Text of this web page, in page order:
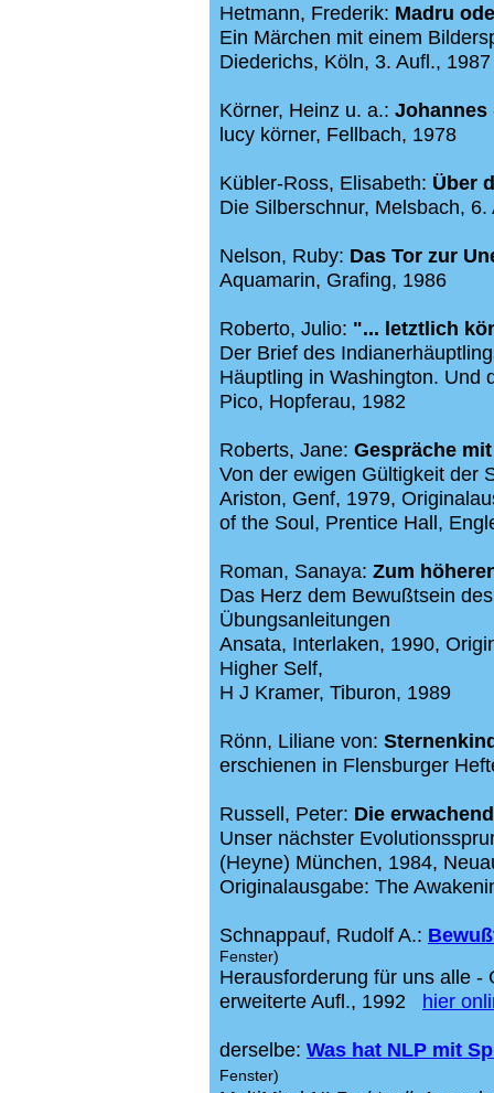
Hetmann, Frederik: Madru
Ein Märchen mit einem
Diederichs, Köln, 3. Aufl., 1987
Körner, Heinz u. a.: Johannes
lucy körner, Fellbach, 1978
Kübler-Ross, Elisabeth: Über
Die Silberschnur, Melsbach, 6.
Nelson, Ruby: Das Tor zur
Aquamarin, Grafing, 1986
Roberto, Julio: "... letztlich
Der Brief des
Häuptling in Washington. Und
Pico, Hopferau, 1982
Roberts, Jane: Gespräche
Von der ewigen Gültigkeit der
Ariston, Genf, 1979,
of the Soul, Prentice Hall,
Roman, Sanaya: Zum
Das Herz dem Bewußtsein
Übungsanleitungen
Ansata, Interlaken, 1990,
Higher Self,
H J Kramer, Tiburon, 1989
Rönn, Liliane von:
erschienen in Flensburger
Russell, Peter: Die
Unser nächster
(Heyne) München, 1984,
Originalausgabe: The
Schnappauf, Rudolf A.:
Fenster)
Herausforderung für uns alle -
erweiterte Aufl., 1992 hier
derselbe: Was hat NLP mit
Fenster)